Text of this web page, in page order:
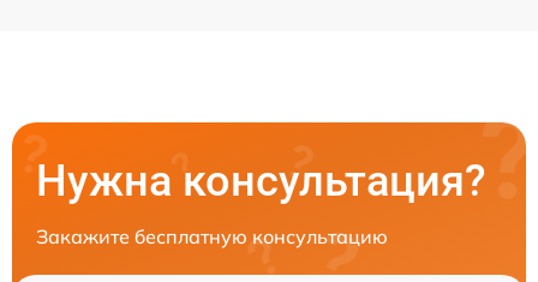
Нужна консультация?
Закажите бесплатную консультацию